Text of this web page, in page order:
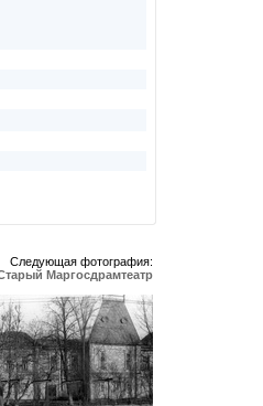
Следующая фотография:
Маргосдрамтеатр